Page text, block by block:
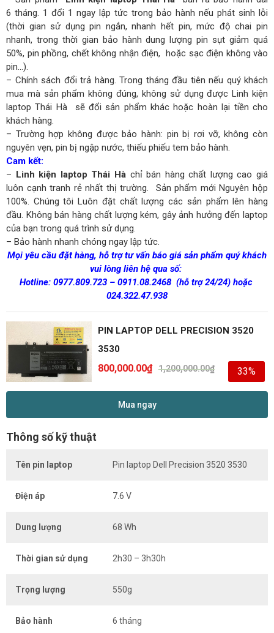
6 tháng. 1 đổi 1 ngay lập tức trong bảo hành nếu phát sinh lỗi
(thời gian sử dụng pin ngắn, nhanh hết pin, mức độ chai pin
nhanh, trong thời gian bảo hành dung lượng pin sụt giảm quá
50%, pin phồng, chết không nhận điện, hoặc sạc điện không vào
pin…).
– Chính sách đổi trả hàng. Trong tháng đầu tiên nếu quý khách
mua mà sản phẩm không đúng, không sử dụng được Linh kiện
laptop Thái Hà sẽ đổi sản phẩm khác hoặc hoàn lại tiền cho
khách hàng.
– Trường hợp không được bảo hành: pin bị rơi vỡ, không còn
nguyên vẹn, pin bị ngập nước, thiếu phiếu tem bảo hành.
Cam kết:
– Linh kiện laptop Thái Hàchỉ bán hàng chất lượng cao giá
luôn cạnh tranh rẻ nhất thị trường. Sản phẩm mới Nguyên hộp
100%. Chúng tôi Luôn đặt chất lượng các sản phẩm lên hàng
đầu. Không bán hàng chất lượng kém, gây ảnh hưởng đến laptop
của bạn trong quá trình sử dụng.
– Bảo hành nhanh chóng ngay lập tức.
Mọi yêu cầu đặt hàng, hỗ trợ tư vấn báo giá sản phẩm quý khách
vui lòng liên hệ qua số:
Hotline: 0977.809.723– 0911.08.2468 (hỗ trợ 24/24)hoặc
024.322.47.938
PIN LAPTOP DELL PRECISION 3520
3530
1,200,000.00₫
800,000.00₫ 33%
Mua ngay
Thông số kỹ thuật
Tên pin laptop Pin laptop Dell Precision 3520 3530
Điện áp 7.6 V
Dung lượng 68 Wh
Thời gian sử dụng 2h30 – 3h30h
Trọng lượng 550g
Bảo hành 6 tháng